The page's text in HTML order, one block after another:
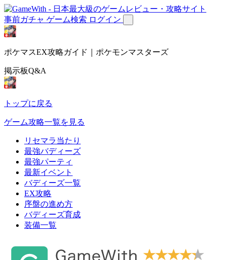
事前ガチャ ゲーム検索 ログイン
ポケマスEX攻略ガイド｜ポケモンマスターズ
掲示板Q&A
トップに戻る
ゲーム攻略一覧を見る
リセマラ当たり
最強バディーズ
最強パーティ
最新イベント
バディーズ一覧
EX攻略
序盤の進め方
バディーズ育成
装備一覧